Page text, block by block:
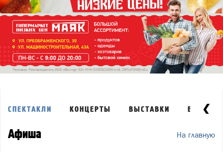
СПЕКТАКЛИ КОНЦЕРТЫ ВЫСТАВКИ
Афиша На главную